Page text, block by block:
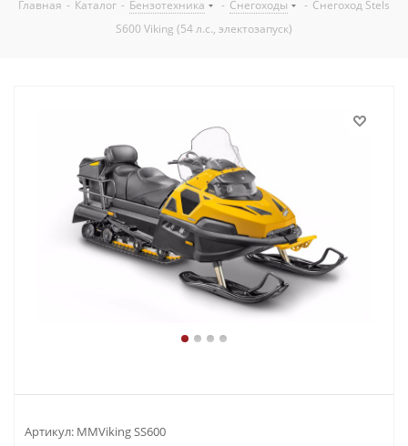
Главная - Каталог - Бензотехника - Снегоходы - Снегоход Stels
S600 Viking (54 л.с., электозапуск)
Артикул: MMViking SS600